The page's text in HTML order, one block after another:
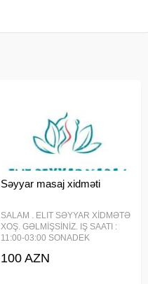
Səyyar masaj xidməti
SALAM . ELIT SƏYYAR XİDMƏTƏ
XOŞ. GƏLMİŞSİNİZ. IŞ SAATI :
11:00-03:00 SONADEK
saat)MASAJ - 100 AZN QEYD
100 AZN